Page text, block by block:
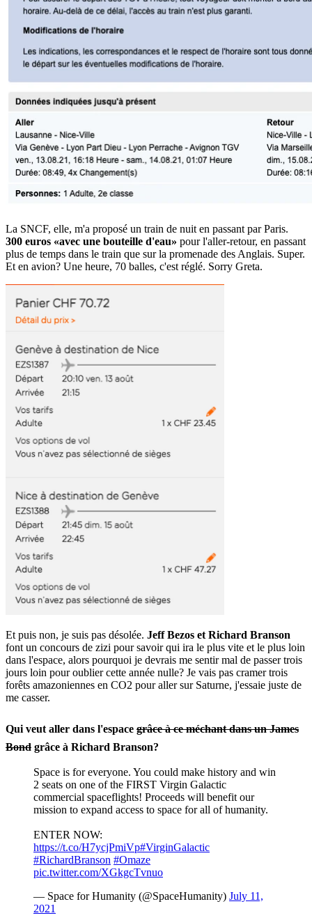
La SNCF, elle, m'a proposé un train de nuit en passant par Paris.
300 euros «avec une bouteille d'eau» pour l'aller-retour, en passant
plus de temps dans le train que sur la promenade des Anglais. Super.
Et en avion? Une heure, 70 balles, c'est réglé. Sorry Greta.
Et puis non, je suis pas désolée. Jeff Bezos et Richard Branson
font un concours de zizi pour savoir qui ira le plus vite et le plus loin
dans l'espace, alors pourquoi je devrais me sentir mal de passer trois
jours loin pour oublier cette année nulle? Je vais pas cramer trois
forêts amazoniennes en CO2 pour aller sur Saturne, j'essaie juste de
me casser.
Qui veut aller dans l'espace grâce à ce méchant dans un James
Bond grâce à Richard Branson?
Space is for everyone. You could make history and win
2 seats on one of the FIRST Virgin Galactic
commercial spaceflights! Proceeds will benefit our
mission to expand access to space for all of humanity.
ENTER NOW:
https://t.co/H7ycjPmiVp#VirginGalactic
#RichardBranson #Omaze
pic.twitter.com/XGkgcTvnuo
— Space for Humanity (@SpaceHumanity) July 11,
2021